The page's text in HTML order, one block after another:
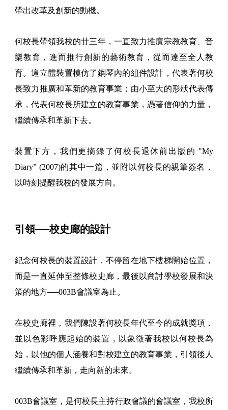
帶出改革及創新的動機。
何校長帶領我校的廿三年，一直致力推廣宗教教育、音
樂教育，進而推行創新的藝術教育，從而達至全人教
育。這立體裝置模仿了鋼琴內的組件設計，代表著何校
長致力推廣和革新的教育事業；由小至大的形狀代表傳
承，代表何校長所建立的教育事業，憑著信仰的力量，
繼續傳承和革新下去。
裝置下方，我們更摘錄了何校長退休前出版的 "My
Diary” (2007)的其中一篇，並附以何校長的親筆簽名，
以時刻提醒我校的發展方向。
引領──校史廊的設計
紀念何校長的裝置設計，不停留在地下樓梯開始位置，
而是一直延伸至整條校史廊，最後以商討學校發展和決
策的地方──003B會議室為止。
在校史廊裡，我們陳設著何校長年代至今的成就獎項，
並以色彩呼應起始的裝置，以象徵著我校以何校長為
始，以他的個人涵養和對校建立的教育事業，引領後人
繼續傳承和革新，走向新的未來。
003B會議室，是何校長主持行政會議的會議室，我校所